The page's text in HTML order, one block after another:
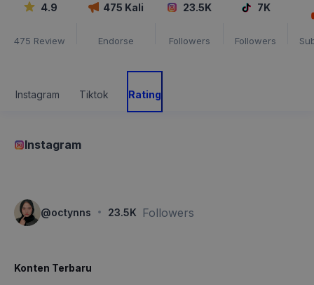
4.9
475 Review
475 Kali
Endorse
23.5K
Followers
7K
Followers
Instagram Tiktok Rating
Instagram
@octynns · 23.5K Followers
Konten Terbaru